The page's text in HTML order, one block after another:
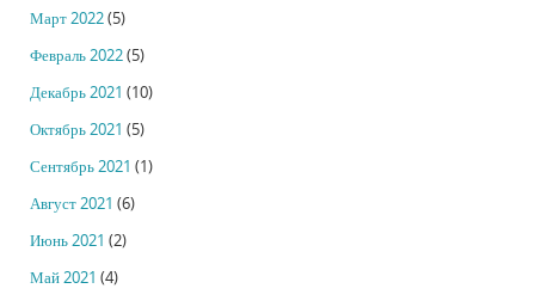
Март 2022(5)
Февраль 2022(5)
Декабрь 2021 (10)
Октябрь 2021 (5)
Сентябрь 2021 (1)
Август 2021 (6)
Июнь 2021 (2)
Май 2021 (4)